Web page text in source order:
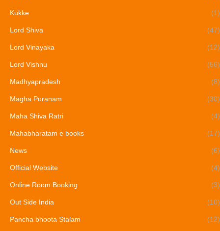
Kukke (1)
Lord Shiva (47)
Lord Vinayaka (12)
Lord Vishnu (56)
Madhyapradesh (8)
Magha Puranam (30)
Maha Shiva Ratri (4)
Mahabharatam e books (17)
News (6)
Official Website (4)
Online Room Booking (3)
Out Side India (10)
Pancha bhoota Stalam (12)